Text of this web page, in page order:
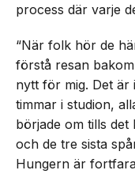
process där varje
“När folk hör de
förstå resan
nytt för mig. Det är
timmar i studion,
började om tills det
och de tre sista
Hungern är